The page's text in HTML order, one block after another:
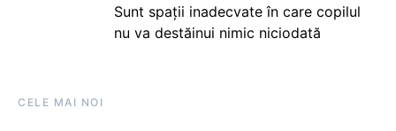
Sunt spații inadecvate în care copilul
nu va destăinui nimic niciodată
CELE MAI NOI